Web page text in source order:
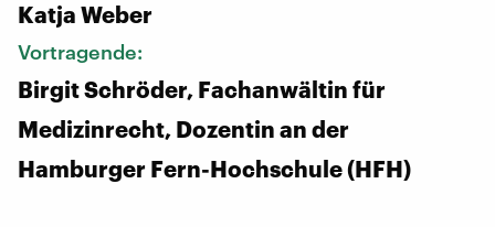
Katja Weber
Vortragende:
Birgit Schröder, Fachanwältin für
Medizinrecht, Dozentin an der
Hamburger Fern-Hochschule (HFH)